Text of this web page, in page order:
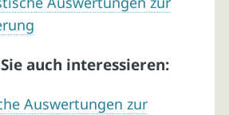
auch interessieren:
Auswertungen zur